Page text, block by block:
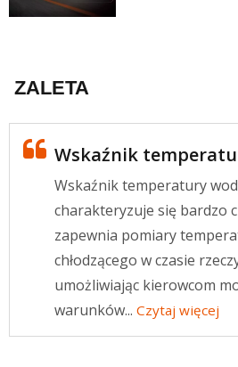
ZALETA
Wskaźnik
Wskaźnik temperatury
charakteryzuje się bardzo
zapewnia pomiary
chłodzącego w czasie
umożliwiając kierowcom
warunków... Czytaj więcej